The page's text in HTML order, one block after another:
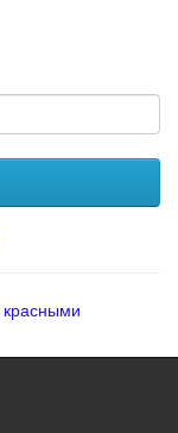
красными